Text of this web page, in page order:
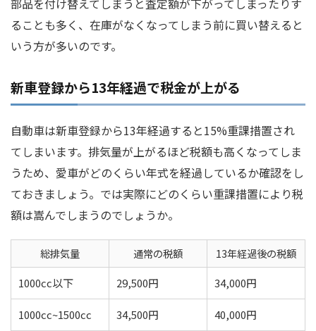
部品を付け替えてしまうと査定額が下がってしまったりす
ることも多く、在庫がなくなってしまう前に買い替えると
いう方が多いのです。
新車登録から13年経過で税金が上がる
自動車は新車登録から13年経過すると15%重課措置され
てしまいます。排気量が上がるほど税額も高くなってしま
うため、愛車がどのくらい年式を経過しているか確認をし
ておきましょう。では実際にどのくらい重課措置により税
額は嵩んでしまうのでしょうか。
総排気量 通常の税額
13年経過後の税額
1000cc以下
29,500円 34,000円
1000cc~1500cc 34,500円 40,000円